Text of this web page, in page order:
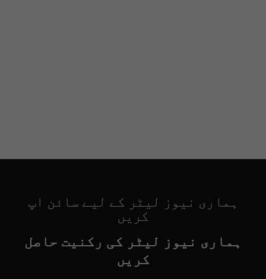
ہماری نیوز لیٹر کے لیے سائن اپ
کریں
ہماری نیوز لیٹر کی رکنیت حاصل
کریں